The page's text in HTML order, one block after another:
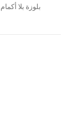
بلوزة بلا